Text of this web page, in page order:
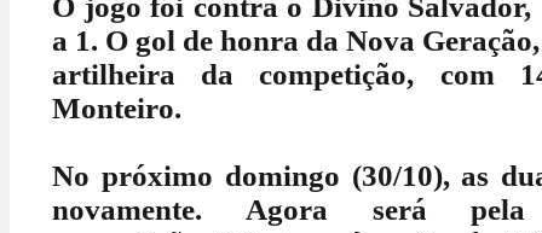
O jogo foi contra o Divino Salvador,
a 1. O gol de honra da Nova
artilheira da competição, com
Monteiro.
No próximo domingo (30/10), as
novamente. Agora será